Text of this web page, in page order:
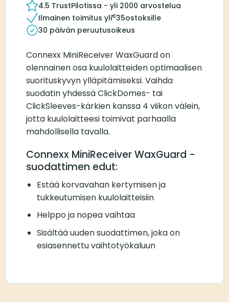
4.5 TrustPilotissa - yli 2000 arvostelua
Ilmainen toimitus yli€35ostoksille
30 päivän peruutusoikeus
Connexx MiniReceiver WaxGuard on
olennainen osa kuulolaitteiden optimaalisen
suorituskyvyn ylläpitämiseksi. Vaihda
suodatin yhdessä ClickDomes- tai
ClickSleeves-kärkien kanssa 4 viikon välein,
jotta kuulolaitteesi toimivat parhaalla
mahdollisella tavalla.
Connexx MiniReceiver WaxGuard -
suodattimen edut:
Estää korvavahan kertymisen ja
tukkeutumisen kuulolaitteisiin
Helppo ja nopea vaihtaa
Sisältää uuden suodattimen, joka on
esiasennettu vaihtotyökaluun